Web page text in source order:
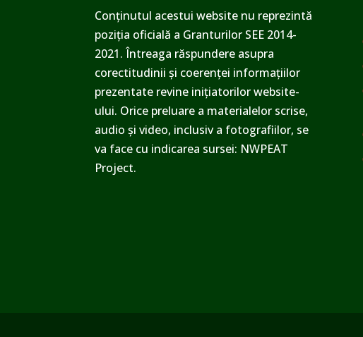
Conținutul acestui website nu reprezintă
poziția oficială a Granturilor SEE 2014-
2021. Întreaga răspundere asupra
corectitudinii și coerenței informațiilor
prezentate revine inițiatorilor website-
ului. Orice preluare a materialelor scrise,
audio și video, inclusiv a fotografiilor, se
va face cu indicarea sursei: NWPEAT
Project.